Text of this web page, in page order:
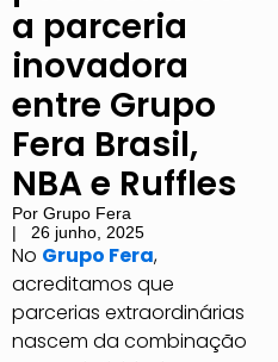
a parceria
inovadora
entre Grupo
Fera Brasil,
NBA e Ruffles
Por Grupo Fera
|
26 junho, 2025
No Grupo Fera,
acreditamos que
parcerias extraordinárias
nascem da combinação